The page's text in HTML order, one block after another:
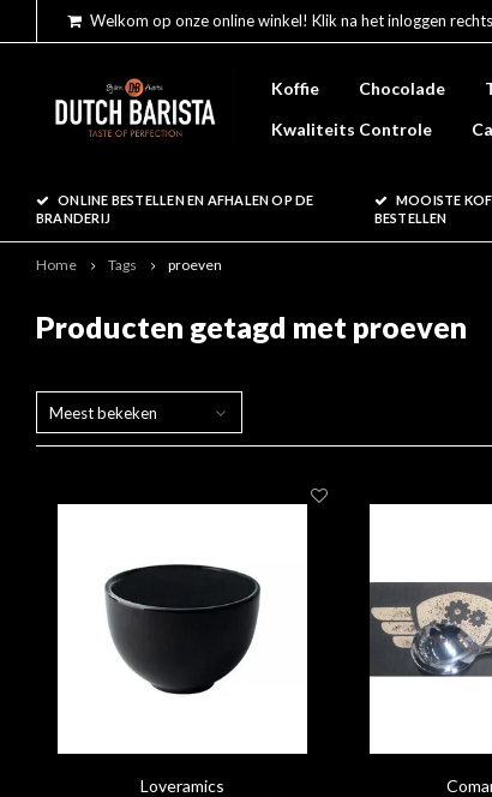
Welkom op onze online winkel! Klik na het inloggen
Koffie Chocolade
Kwaliteits Controle
ONLINE BESTELLEN EN AFHALEN OP DE
BRANDERIJ
MOOISTE
BESTELLEN
Home Tags proeven
Producten getagd met proeven
Meest bekeken
Loveramics